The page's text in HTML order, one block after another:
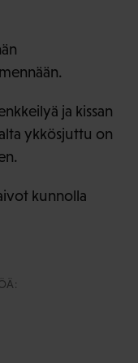
ja kissan
ykkösjuttu on
kunnolla